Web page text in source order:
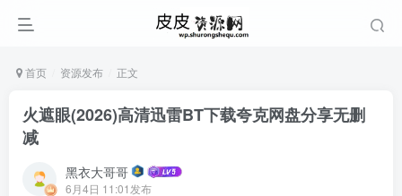
首页 资源发布 正文
火遮眼(2026)高清迅雷BT下载夸克网盘分享无删
减
黑衣大哥哥
6月4日 11:01发布